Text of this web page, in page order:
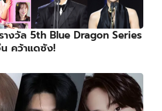
างวัล 5th Blue Dragon Series
คว้าแดซัง!